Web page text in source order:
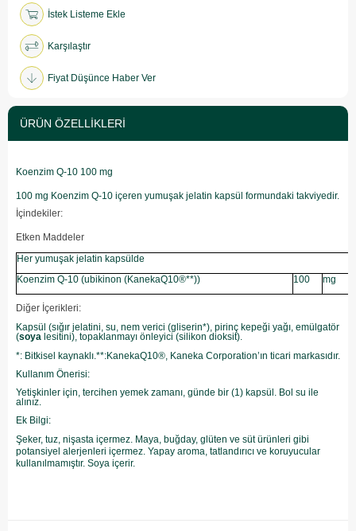
İstek Listeme Ekle
Karşılaştır
Fiyat Düşünce Haber Ver
ÜRÜN ÖZELLIKLERI
Koenzim Q-10 100 mg
100 mg Koenzim Q-10 içeren yumuşak jelatin kapsül formundaki takviyedir.
İçindekiler:
Etken Maddeler
Her yumuşak jelatin kapsülde
Koenzim Q-10 (ubikinon (KanekaQ10®**))
100 mg
Diğer İçerikleri:
Kapsül (sığır jelatini, su, nem verici (gliserin*), pirinç kepeği yağı, emülgatör
(soya lesitini), topaklanmayı önleyici (silikon dioksit).
*: Bitkisel kaynaklı.**:KanekaQ10®, Kaneka Corporation’ın ticari markasıdır.
Kullanım Önerisi:
Yetişkinler için, tercihen yemek zamanı, günde bir (1) kapsül. Bol su ile
alınız.
Ek Bilgi:
Şeker, tuz, nişasta içermez. Maya, buğday, glüten ve süt ürünleri gibi
potansiyel alerjenleri içermez. Yapay aroma, tatlandırıcı ve koruyucular
kullanılmamıştır. Soya içerir.